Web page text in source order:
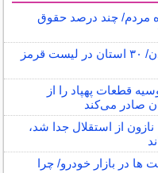
مردم/ چند درصد حقوق
ایران در حال بلعیده شدن/ ۳۰ استان در لیست قرمز
قطعات پهپاد را از
صادر می‌کند
از استقلال جدا شد،
در بازار خودرو/ چرا